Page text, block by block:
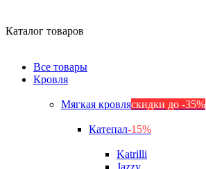
Каталог товаров
Все товары
Кровля
Мягкая кровляскидки до -35%
Катепал-15%
Katrilli
Jazzy